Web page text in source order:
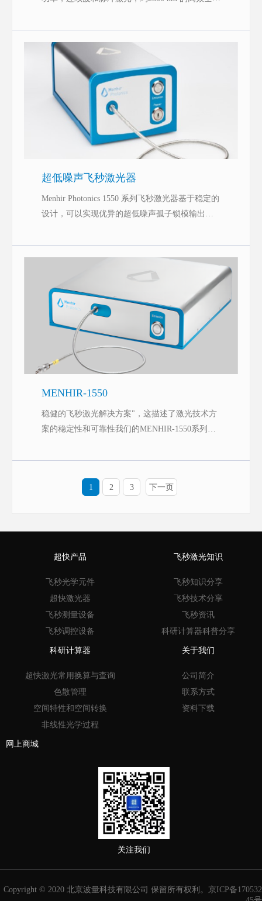
超低噪声飞秒激光器
Menhir Photonics 1550 系列飞秒激光器基于稳定的
设计，可以实现优异的超低噪声孤子锁模输出，
独立使用也可以OEM集成到系统中使用。
MENHIR-1550
稳健的飞秒激光解决方案"，这描述了激光技术方
案的稳定性和可靠性我们的MENHIR-1550系列是
兆赫
1 2 3 下一页
超快产品
飞秒光学元件
超快激光器
飞秒测量设备
飞秒调控设备
飞秒激光知识
飞秒知识分享
飞秒技术分享
飞秒资讯
科研计算器科普分享
科研计算器
超快激光常用换算与查询
色散管理
空间特性和空间转换
非线性光学过程
关于我们
公司简介
联系方式
资料下载
网上商城
关注我们
Copyright © 2020 北京波量科技有限公司 保留所有权利。 京ICP备170532